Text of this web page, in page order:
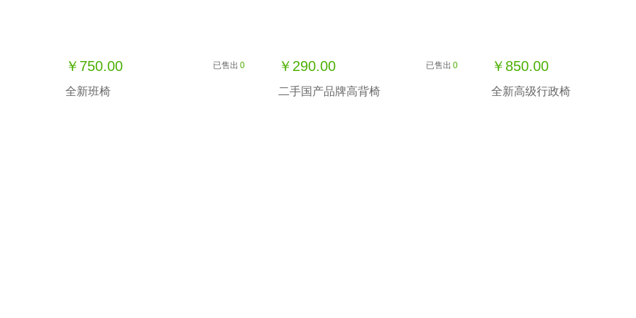
￥750.00 已售出 0
全新班椅
￥290.00 已售出 0
二手国产品牌高背椅
￥850.00
全新高级行政椅